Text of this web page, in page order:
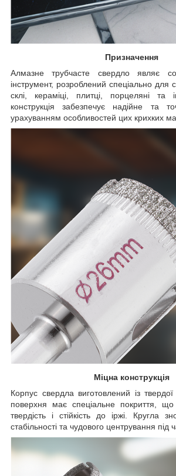
Призначення
Алмазне трубчасте свердло являє
інструмент, розроблений спеціально для
склі, кераміці, плитці, порцеляні та
конструкція забезпечує надійне та
урахуванням особливостей цих крихких
Міцна конструкція
Корпус свердла виготовлений із твердої
поверхня має спеціальне покриття, що
твердість і стійкість до іржі. Кругла
стабільності та чудового центрування під